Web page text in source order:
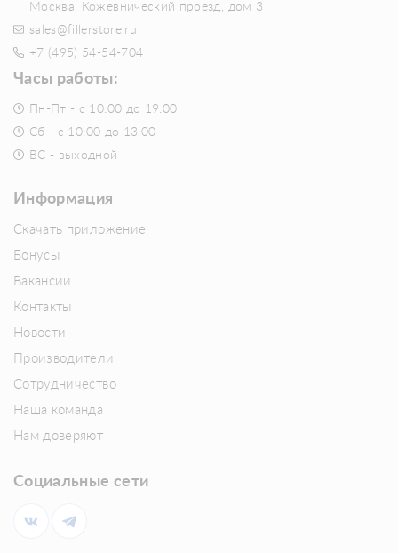
Москва, Кожевнический проезд, дом 3
sales@fillerstore.ru
+7 (495) 54-54-704
Часы работы:
Пн-Пт - с 10:00 до 19:00
Сб - с 10:00 до 13:00
ВС - выходной
Информация
Скачать приложение
Бонусы
Вакансии
Контакты
Новости
Производители
Сотрудничество
Наша команда
Нам доверяют
Социальные сети